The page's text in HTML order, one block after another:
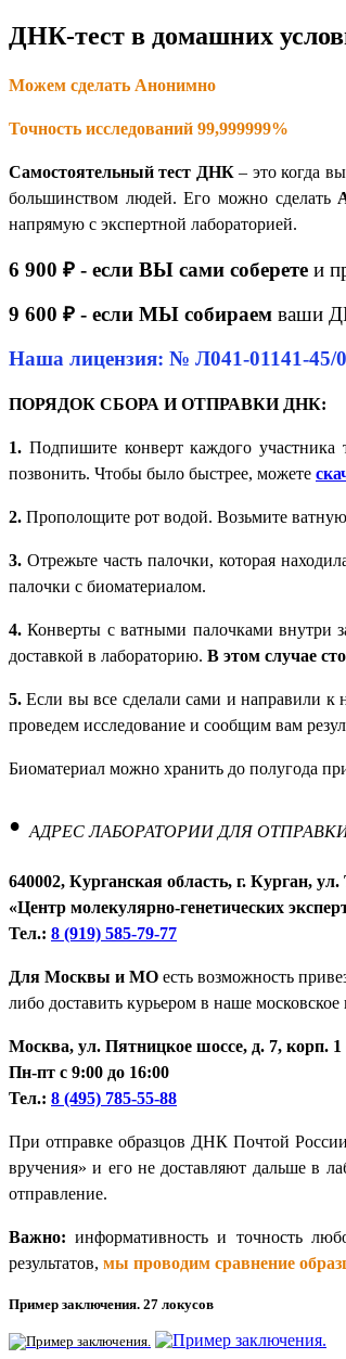
ДНК-тест в домашних
Можем сделать Анонимно
Точность исследований 99,999999%
Самостоятельный тест ДНК– это когда
большинством людей. Его можно сделать
напрямую с экспертной лабораторией.
6 900 ₽ - если ВЫ сами соберете и
9 600 ₽ - если МЫ собираем ваши
Наша лицензия: № Л041-01141-45/
ПОРЯДОК СБОРА И ОТПРАВКИ ДНК:
1. Подпишите конверт каждого
позвонить. Чтобы было быстрее, можете
2. Прополощите рот водой. Возьмите
3. Отрежьте часть палочки, которая
палочки с биоматериалом.
4. Конверты с ватными палочками внутри
доставкой в лабораторию. В этом случае
5. Если вы все сделали сами и направили
проведем исследование и сообщим вам
Биоматериал можно хранить до полугода
• АДРЕС ЛАБОРАТОРИИ ДЛЯ
640002, Курганская область, г. Курган,
«Центр молекулярно-генетических
Тел.: 8 (919) 585-79-77
Для Москвы и МО есть возможность
либо доставить курьером в наше
Москва, ул. Пятницкое шоссе, д. 7, корп.
Пн-пт с 9:00 до 16:00
Тел.: 8 (495) 785-55-88
При отправке образцов ДНК Почтой
вручения» и его не доставляют дальше в
отправление.
Важно: информативность и точность
результатов, мы проводим сравнение
Пример заключения. 27 локусов